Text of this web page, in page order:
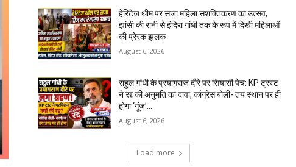
हेरिटेज थीम पर सजा महिला सशक्तिकरण का उत्सव,
झांसी की रानी से इंदिरा गांधी तक के रूप में दिखी महिलाओं
की प्रेरक झलक
August 6, 2026
राहुल गांधी के प्रयागराज दौरे पर सियासी पेच: KP ट्रस्ट
ने रद्द की अनुमति का दावा, कांग्रेस बोली- तय स्थान पर ही
होगा ‘गूंज’...
August 6, 2026
Load more